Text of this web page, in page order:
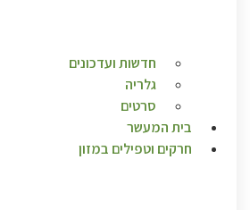
חדשות ועדכונים
גלריה
סרטים
בית המעשר
חרקים וטפילים במזון